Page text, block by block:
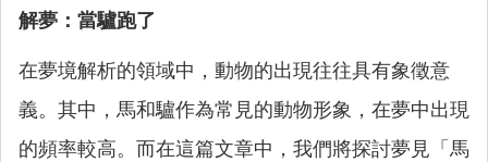
解夢：當驢跑了
在夢境解析的領域中，動物的出現往往具有象徵意
義。其中，馬和驢作為常見的動物形象，在夢中出現
的頻率較高。而在這篇文章中，我們將探討夢見「馬